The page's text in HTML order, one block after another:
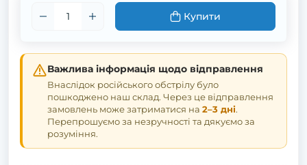
Купити
Важлива інформація щодо відправлення
Внаслідок російського обстрілу було
пошкоджено наш склад. Через це відправлення
замовлень може затриматися на 2–3 дні.
Перепрошуємо за незручності та дякуємо за
розуміння.